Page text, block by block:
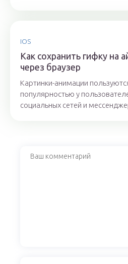
IOS
Как сохранить гифку на
через браузер
Картинки-анимации
популярностью у
социальных сетей и